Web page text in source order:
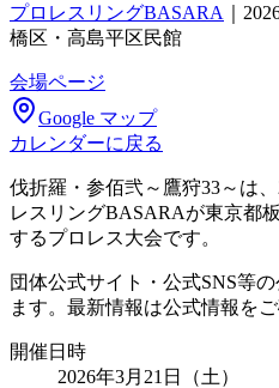
プロレスリングBASARA
橋区・高島平区民館
会場ページ
Google マップ
カレンダーに戻る
伐折羅・参佰弐～鷹狩33～は
レスリングBASARAが東京都
するプロレス大会です。
団体公式サイト・公式SNS等
ます。最新情報は公式情報をご
開催日時
2026年3月21日（土）